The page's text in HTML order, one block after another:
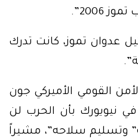
2006”.
عدوان تموز، كانت تدرك
القومي الأميركي جون
نيويورك بأن الحرب لن
وتسليم سلاحه”، مشيراً